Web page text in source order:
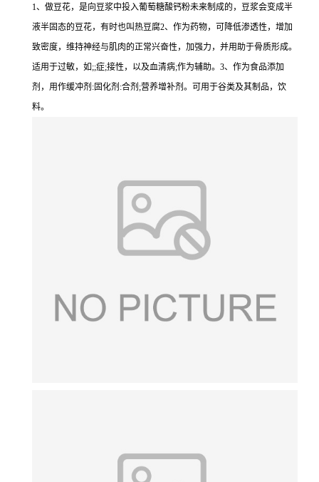
1、做豆花，是向豆浆中投入葡萄糖酸钙粉未来制成的，豆浆会变成半
液半固态的豆花，有时也叫热豆腐2、作为药物，可降低渗透性，增加
致密度，维持神经与肌肉的正常兴奋性，加强力，并用助于骨质形成。
适用于过敏，如;;症;接性，以及血清病;作为辅助。3、作为食品添加
剂，用作缓冲剂:固化剂:合剂;营养增补剂。可用于谷类及其制品，饮
料。